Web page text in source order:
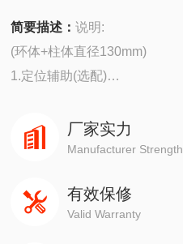
简要描述：说明:
(环体+柱体直径130mm)
1.定位辅助(选配)
3.PMMA 主体
4.PVC环带
厂家实力
Manufacturer Strength
有效保修
Valid Warranty